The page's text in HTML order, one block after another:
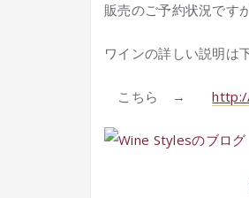
販売のご予約状況です
ワインの詳しい説明は
こちら →